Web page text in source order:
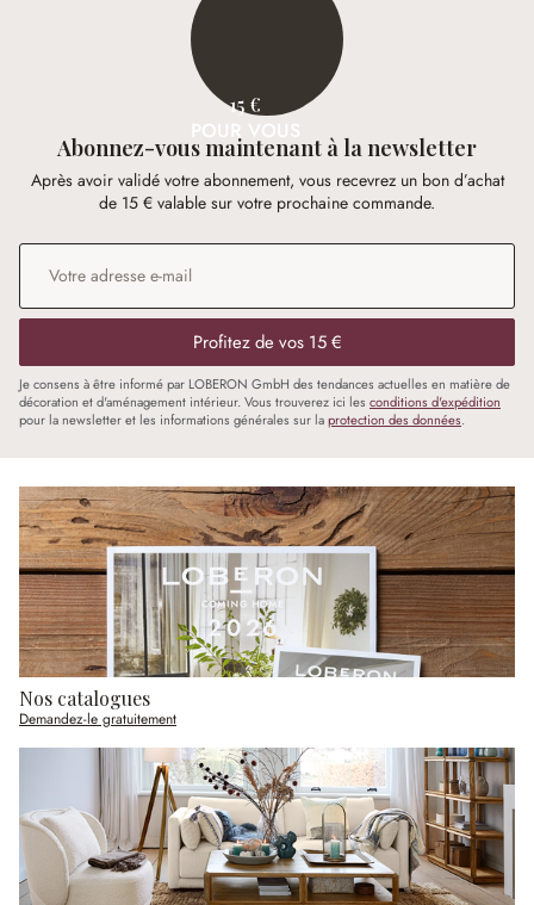
15 €
Abonnez-vous maintenant à la newsletter
Après avoir validé votre abonnement, vous recevrez un bon d’achat
de 15 € valable sur votre prochaine commande.
Adresse e-mail*
Profitez de vos 15 €
Je consens à être informé par LOBERON GmbH des tendances actuelles en matière de
décoration et d'aménagement intérieur. Vous trouverez ici les conditions d'expédition
pour la newsletter et les informations générales sur laprotection des données.
Nos catalogues
Demandez-le gratuitement